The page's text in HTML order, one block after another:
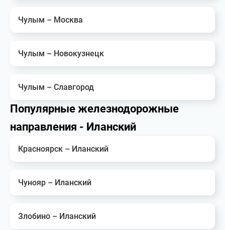
Чулым – Москва
Чулым – Новокузнецк
Чулым – Славгород
Популярные железнодорожные
направления - Иланский
Красноярск – Иланский
Чунояр – Иланский
Злобино – Иланский